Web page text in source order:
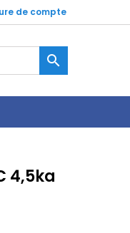
de compte

4,5ka